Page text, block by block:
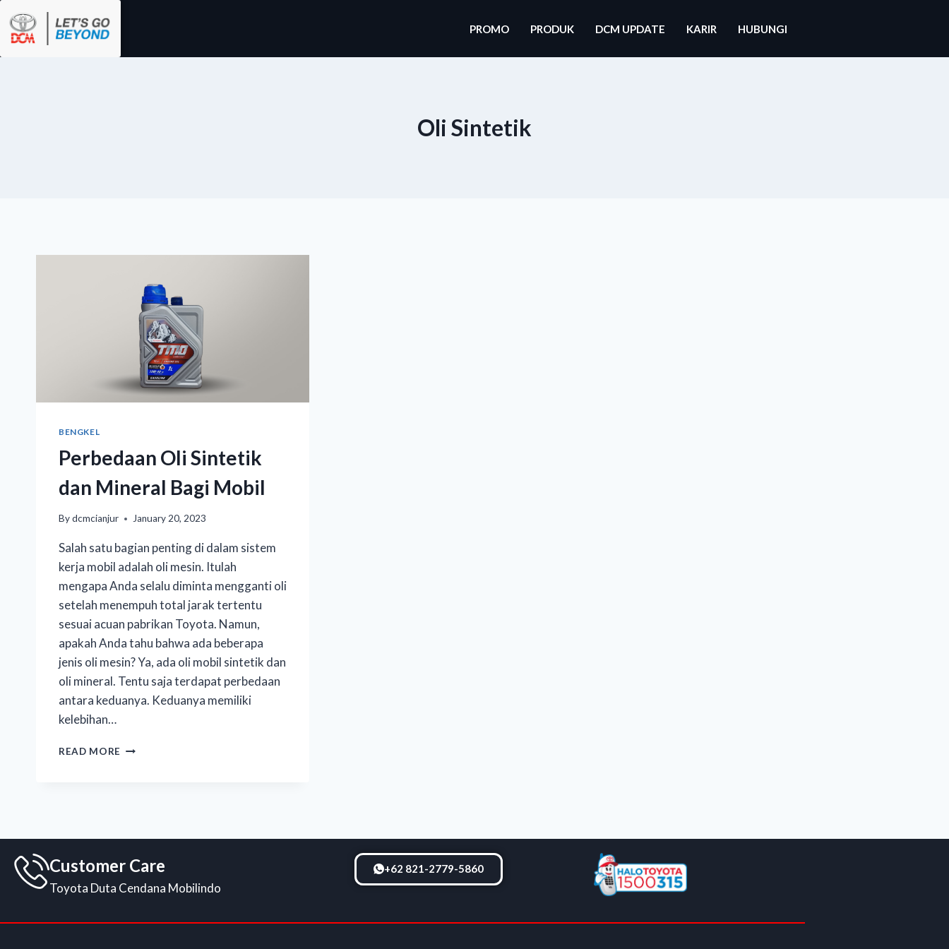
PROMO PRODUK DCM UPDATE KARIR HUBUNGI
Oli Sintetik
BENGKEL
Perbedaan Oli Sintetik
dan Mineral Bagi Mobil
Bydcmcianjur January 20, 2023
Salah satu bagian penting di dalam sistem
kerja mobil adalah oli mesin. Itulah
mengapa Anda selalu diminta mengganti oli
setelah menempuh total jarak tertentu
sesuai acuan pabrikan Toyota. Namun,
apakah Anda tahu bahwa ada beberapa
jenis oli mesin? Ya, ada oli mobil sintetik dan
oli mineral. Tentu saja terdapat perbedaan
antara keduanya. Keduanya memiliki
kelebihan…
READ MORE
Customer Care
Toyota Duta Cendana Mobilindo
+62 821-2779-5860